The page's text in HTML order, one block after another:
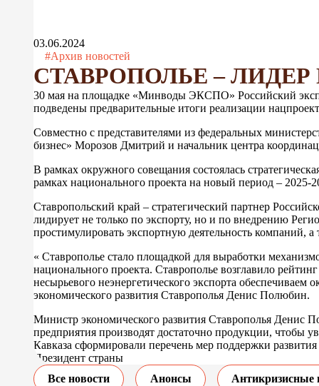
03.06.2024
#Архив новостей
СТАВРОПОЛЬЕ –
30 мая на площадке «Минводы ЭКСПО» Российский
подведены предварительные итоги реализации
Совместно с представителями из федеральных
бизнес» Морозов Дмитрий и начальник центра
В рамках окружного совещания состоялась
рамках национального проекта на новый период – 2025-
Ставропольский край – стратегический партнер
лидирует не только по экспорту, но и по внедрению
простимулировать экспортную деятельность компаний,
« Ставрополье стало площадкой для выработки
национального проекта. Ставрополье возглавило
несырьевого неэнергетического экспорта
экономического развития Ставрополья Денис Полюбин.
Министр экономического развития Ставрополья Денис
предприятия производят достаточно продукции, чтобы
Кавказа сформировали перечень мер поддержки
Президент страны
Все новости
Анонсы Антикризисные